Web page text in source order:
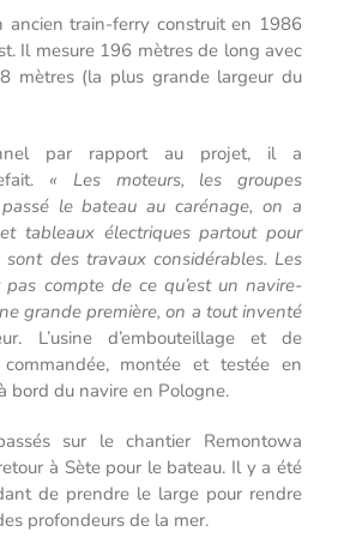
ancien train-ferry construit en 1986
Il mesure 196 mètres de long avec
mètres (la plus grande largeur du
par rapport au projet, il a
« Les moteurs, les groupes
le bateau au carénage, on a
tableaux électriques partout pour
sont des travaux considérables. Les
compte de ce qu’est un navire-
grande première, on a tout inventé
L’usine d’embouteillage et de
montée et testée en
bord du navire en Pologne.
sur le chantier Remontowa
à Sète pour le bateau. Il y a été
de prendre le large pour rendre
profondeurs de la mer.